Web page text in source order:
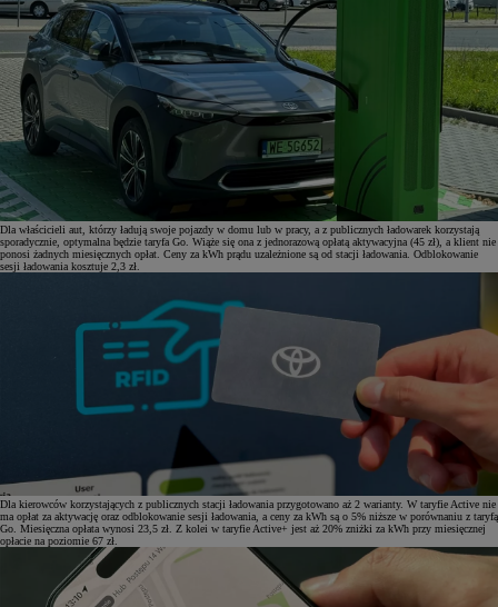
Dla właścicieli aut, którzy ładują swoje pojazdy w domu lub w pracy, a z publicznych ładowarek korzystają
sporadycznie, optymalna będzie taryfa Go. Wiąże się ona z jednorazową opłatą aktywacyjna (45 zł), a klient nie
ponosi żadnych miesięcznych opłat. Ceny za kWh prądu uzależnione są od stacji ładowania. Odblokowanie
sesji ładowania kosztuje 2,3 zł.
Dla kierowców korzystających z publicznych stacji ładowania przygotowano aż 2 warianty. W taryfie Active nie
ma opłat za aktywację oraz odblokowanie sesji ładowania, a ceny za kWh są o 5% niższe w porównaniu z taryfą
Go. Miesięczna opłata wynosi 23,5 zł. Z kolei w taryfie Active+ jest aż 20% zniżki za kWh przy miesięcznej
opłacie na poziomie 67 zł.